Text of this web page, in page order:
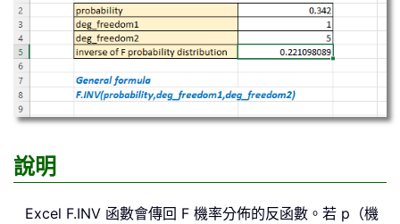
說明
Excel F.INV 函數會傳回 F 機率分佈的反函數。若 p（機